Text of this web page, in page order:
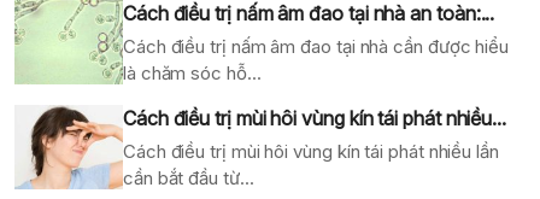
Cách điều trị nấm âm đao tại nhà an toàn:...
Cách điều trị nấm âm đao tại nhà cần được hiểu
là chăm sóc hỗ...
Cách điều trị mùi hôi vùng kín tái phát nhiều...
Cách điều trị mùi hôi vùng kín tái phát nhiều lần
cần bắt đầu từ...